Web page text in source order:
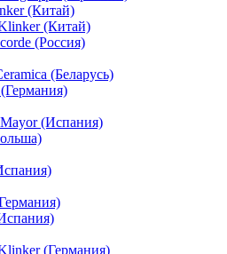
(Китай)
(Китай)
(Россия)
(Беларусь)
(Испания)
(Германия)